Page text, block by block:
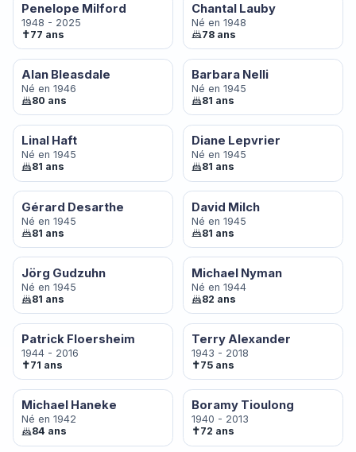
Penelope Milford
1948 - 2025
✝77 ans
Chantal Lauby
Né en 1948
78 ans
Alan Bleasdale
Né en 1946
80 ans
Barbara Nelli
Né en 1945
81 ans
Linal Haft
Né en 1945
81 ans
Diane Lepvrier
Né en 1945
81 ans
Gérard Desarthe
Né en 1945
81 ans
David Milch
Né en 1945
81 ans
Jörg Gudzuhn
Né en 1945
81 ans
Michael Nyman
Né en 1944
82 ans
Patrick Floersheim
1944 - 2016
✝71 ans
Terry Alexander
1943 - 2018
✝75 ans
Michael Haneke
Né en 1942
84 ans
Boramy Tioulong
1940 - 2013
✝72 ans